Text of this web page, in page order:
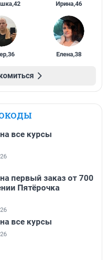
,42 Ирина,46
,36 Елена,38
все курсы
первый заказ от 700
Пятёрочка
все курсы